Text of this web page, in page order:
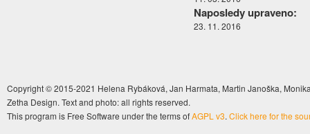
Naposledy upraveno:
23. 11. 2016
Copyright © 2015-2021 Helena Rybáková, Jan Harmata, Martin Janoška,
Zetha Design. Text and photo: all rights reserved.
This program is Free Software under the terms ofAGPL v3. Click here for the